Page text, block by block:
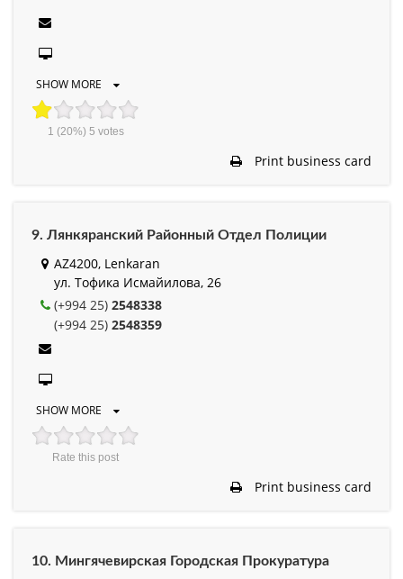
SHOW MORE
1 (20%) 5 votes
Print business card
9. Лянкяранский Районный Отдел Полиции
AZ4200, Lenkaran
ул. Тофика Исмайилова, 26
(+994 25) 2548338
(+994 25) 2548359
SHOW MORE
Rate this post
Print business card
10. Мингячевирская Городская Прокуратура